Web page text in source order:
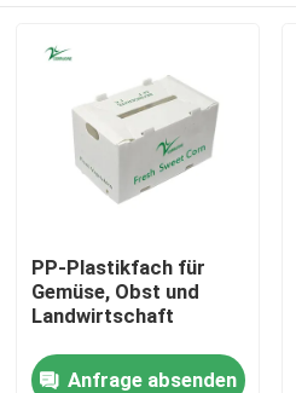
PP-Plastikfach für
Gemüse, Obst und
Landwirtschaft
Anfrage absenden